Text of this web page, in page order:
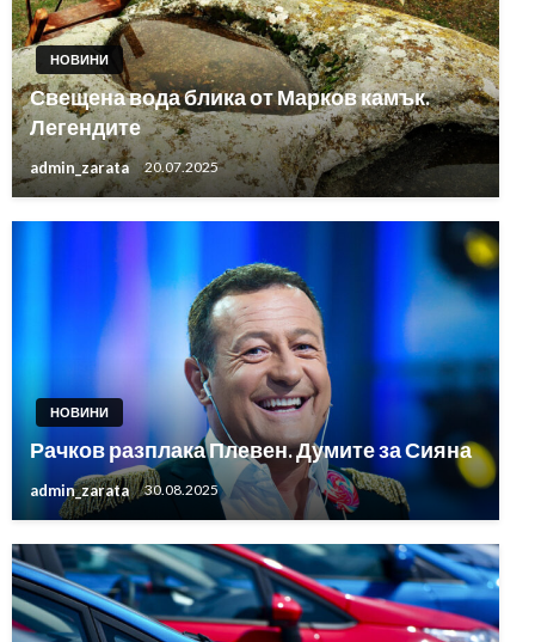
НОВИНИ
Свещена вода блика от Марков камък.
Легендите
admin_zarata 20.07.2025
НОВИНИ
Рачков разплака Плевен. Думите за Сияна
admin_zarata 30.08.2025